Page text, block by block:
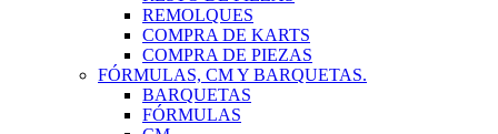
REMOLQUES
COMPRA DE KARTS
COMPRA DE PIEZAS
FÓRMULAS, CM Y BARQUETAS.
BARQUETAS
FÓRMULAS